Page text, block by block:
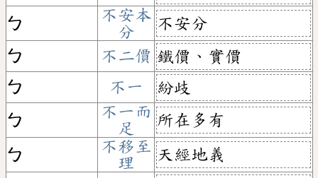
ㄅ
不安本
分
不安分
ㄅ
不二價 鐵價、實價
ㄅ
不一
紛歧
ㄅ
不一而
足
所在多有
ㄅ
不移至
理
天經地義